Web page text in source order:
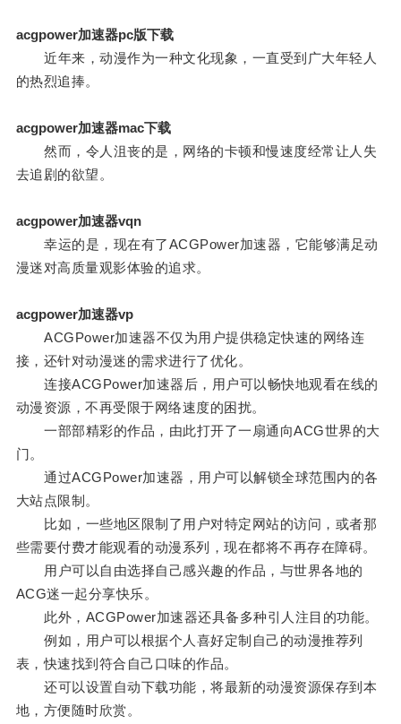
acgpower加速器pc版下载
近年来，动漫作为一种文化现象，一直受到广大年轻人
的热烈追捧。
acgpower加速器mac下载
然而，令人沮丧的是，网络的卡顿和慢速度经常让人失
去追剧的欲望。
acgpower加速器vqn
幸运的是，现在有了ACGPower加速器，它能够满足动
漫迷对高质量观影体验的追求。
acgpower加速器vp
ACGPower加速器不仅为用户提供稳定快速的网络连
接，还针对动漫迷的需求进行了优化。
连接ACGPower加速器后，用户可以畅快地观看在线的
动漫资源，不再受限于网络速度的困扰。
一部部精彩的作品，由此打开了一扇通向ACG世界的大
门。
通过ACGPower加速器，用户可以解锁全球范围内的各
大站点限制。
比如，一些地区限制了用户对特定网站的访问，或者那
些需要付费才能观看的动漫系列，现在都将不再存在障碍。
用户可以自由选择自己感兴趣的作品，与世界各地的
ACG迷一起分享快乐。
此外，ACGPower加速器还具备多种引人注目的功能。
例如，用户可以根据个人喜好定制自己的动漫推荐列
表，快速找到符合自己口味的作品。
还可以设置自动下载功能，将最新的动漫资源保存到本
地，方便随时欣赏。